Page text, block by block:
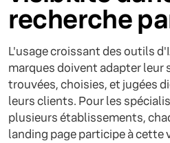
recherche
L'usage croissant des outils
marques doivent adapter leur
trouvées, choisies, et jugées
leurs clients. Pour les
plusieurs établissements,
landing page participe à cette